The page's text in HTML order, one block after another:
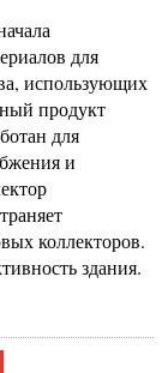
для
использующих
продукт
для
и
коллекторов.
здания.